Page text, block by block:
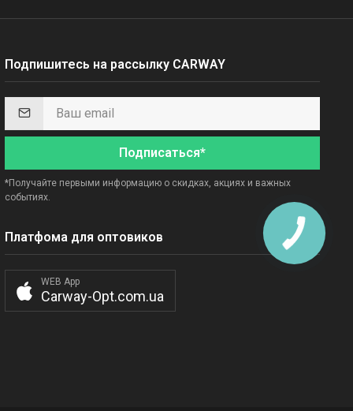
Подпишитесь на рассылку CARWAY
Подписаться*
*Получайте первыми информацию о скидках, акциях и важных
событиях.
Платфома для оптовиков
WEB App
Carway-Opt.com.ua